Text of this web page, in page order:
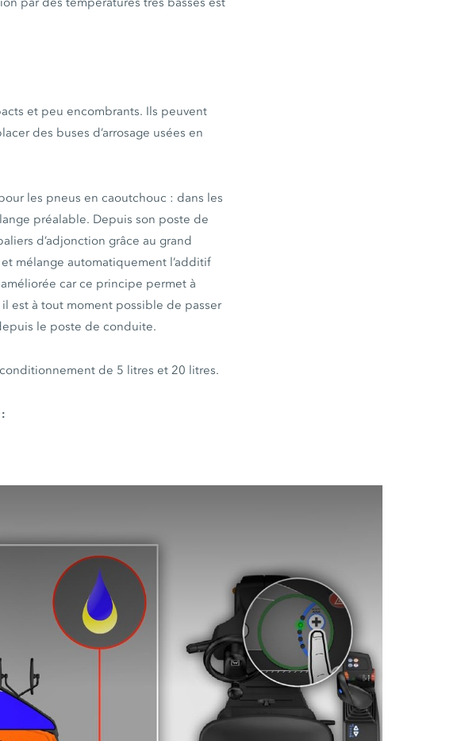
et peu encombrants. Ils peuvent
des buses d’arrosage usées en
les pneus en caoutchouc : dans les
préalable. Depuis son poste de
d’adjonction grâce au grand
mélange automatiquement l’additif
car ce principe permet à
est à tout moment possible de passer
le poste de conduite.
de 5 litres et 20 litres.